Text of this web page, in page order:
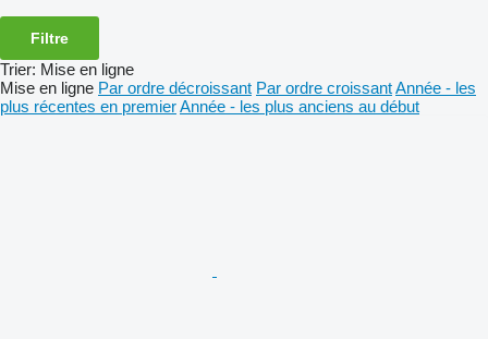
Filtre
Trier: Mise en ligne
Mise en ligne Par ordre décroissant Par ordre croissantAnnée - les
plus récentes en premierAnnée - les plus anciens au début